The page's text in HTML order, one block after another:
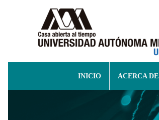
INICIO ACERCA DE